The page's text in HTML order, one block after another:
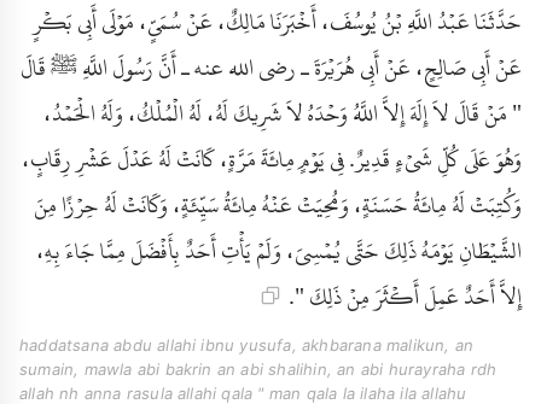
حَدَّثَنَا عَبْدُ اللَّهِ بْنُ يُوسُفَ، أَخْبَرَنَا مَالِكٌ، عَنْ سُمَىٍّ، مَوْلَى أَبِي بَكْرٍ
عَنْ أَبِي صَالِحٍ، عَنْ أَبِي هُرَيْرَةَ ـ رضى الله عنه ـ أَنَّ رَسُولَ اللَّهِ ﷺ قَالَ
" مَنْ قَالَ لاَ إِلَهَ إِلاَّ اللَّهُ وَحْدَهُ لاَ شَرِيكَ لَهُ، لَهُ الْمُلْكُ، وَلَهُ الْحَمْدُ،
وَهُوَ عَلَى كُلِّ شَىْءٍ قَدِيرٌ. فِي يَوْمٍ مِائَةَ مَرَّةٍ، كَانَتْ لَهُ عَدْلَ عَشْرِ رِقَابٍ،
وَكُتِبَتْ لَهُ مِائَةُ حَسَنَةٍ، وَمُحِيَتْ عَنْهُ مِائَةُ سَيِّئَةٍ، وَكَانَتْ لَهُ حِرْزًا مِنَ
الشَّيْطَانِ يَوْمَهُ ذَلِكَ حَتَّى يُمْسِيَ، وَلَمْ يَأْتِ أَحَدٌ بِأَفْضَلَ مِمَّا جَاءَ بِهِ،
إِلاَّ أَحَدٌ عَمِلَ أَكْثَرَ مِنْ ذَلِكَ ".
haddatsana abdu allahi ibnu yusufa, akhbarana malikun, an
sumain, mawla abi bakrin an abi shalihin, an abi hurayraha rdh
allah nh anna rasula allahi qala " man qala la ilaha ila allahu